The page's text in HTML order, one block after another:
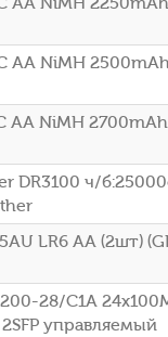
AA NiMH
AA NiMH
DR3100 ч/
LR6 AA (2шт)
28/C1A
управляемый